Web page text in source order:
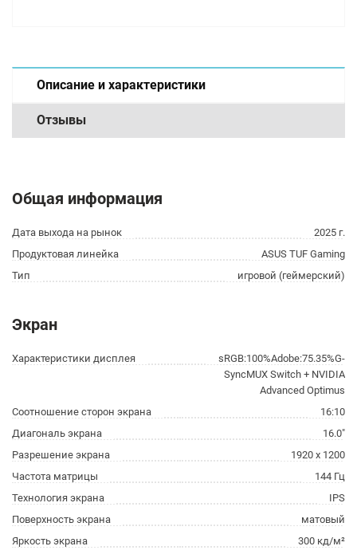
Описание и характеристики
Отзывы
Общая информация
Дата выхода на рынок
2025 г.
Продуктовая линейка
ASUS TUF Gaming
Тип
игровой (геймерский)
Экран
Характеристики дисплея
sRGB:100%Adobe:75.35%G-
SyncMUX Switch + NVIDIA
Advanced Optimus
Соотношение сторон экрана
16:10
Диагональ экрана
16.0"
Разрешение экрана
1920 x 1200
Частота матрицы
144 Гц
Технология экрана
IPS
Поверхность экрана
матовый
Яркость экрана
300 кд/м²